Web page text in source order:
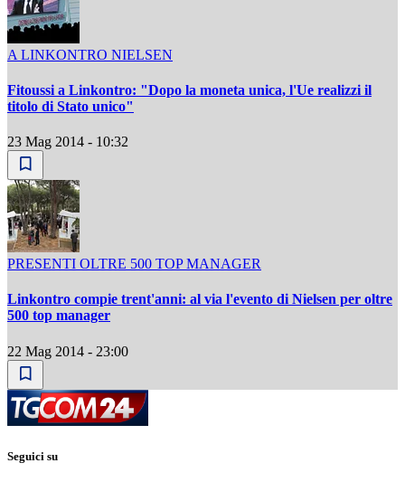
A LINKONTRO NIELSEN
Fitoussi a Linkontro: "Dopo la moneta unica, l'Ue realizzi il
titolo di Stato unico"
23 Mag 2014 - 10:32
PRESENTI OLTRE 500 TOP MANAGER
Linkontro compie trent'anni: al via l'evento di Nielsen per oltre
500 top manager
22 Mag 2014 - 23:00
Seguici su